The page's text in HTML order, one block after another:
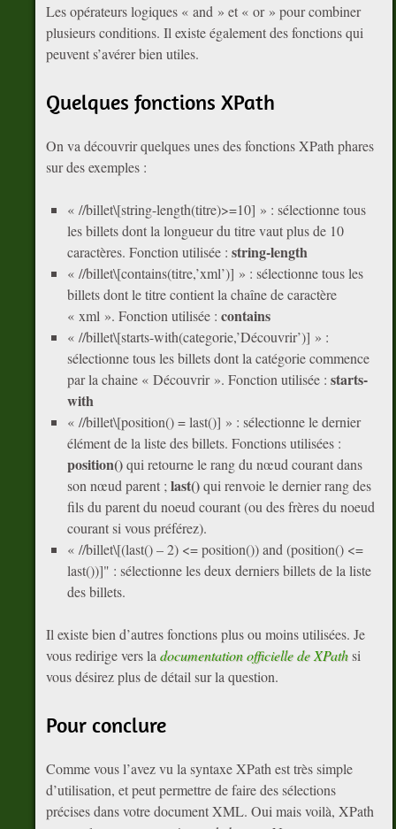
Les opérateurs logiques « and » et « or » pour combiner
plusieurs conditions. Il existe également des fonctions qui
peuvent s’avérer bien utiles.
Quelques fonctions XPath
On va découvrir quelques unes des fonctions XPath phares
sur des exemples :
« //billet\[string-length(titre)>=10] » : sélectionne tous
les billets dont la longueur du titre vaut plus de 10
caractères. Fonction utilisée : string-length
« //billet\[contains(titre,’xml’)] » : sélectionne tous les
billets dont le titre contient la chaîne de caractère
« xml ». Fonction utilisée : contains
« //billet\[starts-with(categorie,’Découvrir’)] » :
sélectionne tous les billets dont la catégorie commence
par la chaine « Découvrir ». Fonction utilisée : starts-
with
« //billet\[position() = last()] » : sélectionne le dernier
élément de la liste des billets. Fonctions utilisées :
position()qui retourne le rang du nœud courant dans
son nœud parent ; last()qui renvoie le dernier rang des
fils du parent du noeud courant (ou des frères du noeud
courant si vous préférez).
« //billet\[(last() – 2) <= position()) and (position() <=
last())]" : sélectionne les deux derniers billets de la liste
des billets.
Il existe bien d’autres fonctions plus ou moins utilisées. Je
vous redirige vers la documentation officielle de XPathsi
vous désirez plus de détail sur la question.
Pour conclure
Comme vous l’avez vu la syntaxe XPath est très simple
d’utilisation, et peut permettre de faire des sélections
précises dans votre document XML. Oui mais voilà, XPath